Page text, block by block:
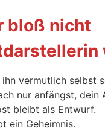
bloß nicht
vermutlich selbst
nur anfängst, dein
bleibt als Entwurf.
ein Geheimnis.